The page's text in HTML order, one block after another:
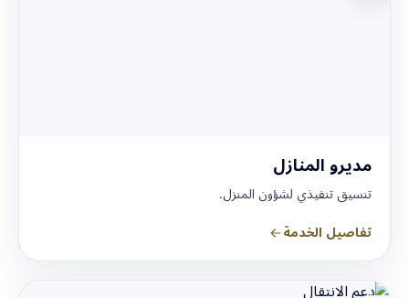
مديرو المنازل
تنسيق تنفيذي لشؤون المنزل.
تفاصيل الخدمة